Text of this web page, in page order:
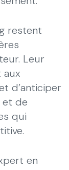
restent
Leur
aux
d’anticiper
et de
qui
en